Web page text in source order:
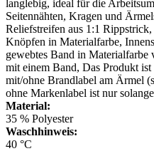
langlebig, ideal für die
Seitennähten, Kragen und
Reliefstreifen aus 1:1
Knöpfen in Materialfarbe,
gewebtes Band in Materialfarbe
mit einem Band, Das Produkt
mit/ohne Brandlabel am Ärmel
ohne Markenlabel ist nur
Material:
35 % Polyester
Waschhinweis:
40 °C